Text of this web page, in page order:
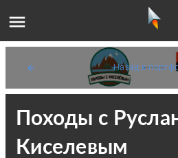
menu
arrow_back Назад в
Походы с
Киселевым